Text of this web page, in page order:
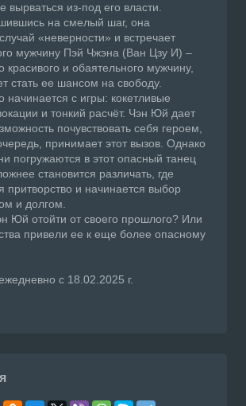
вырваться из-под его власти.
на смелый шаг, она
«неверности» и встречает
мужчину Пэй Чжэна (Ван Цзу И) –
красивого и обаятельного мужчину,
стать ее шансом на свободу.
начинается с игры: кокетливые
и тонкий расчёт. Чэн Юй дает
почувствовать себя героем,
принимает этот вызов. Однако
погружаются в этот опасный танец
становится различать, где
притворство и начинается выбор
и долгом.
Юй отойти от своего прошлого? Или
привели ее к еще более опасному
с 18.02.2025 г.